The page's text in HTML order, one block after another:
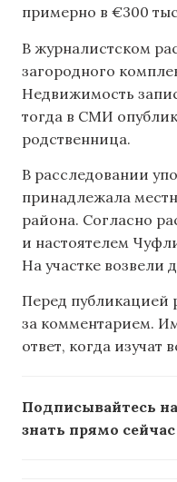
примерно в €300
В журналистском
загородного
Недвижимость
тогда в СМИ
родственница.
В расследовании
принадлежала
района. Согласно
и настоятелем
На участке возвели
Перед публикацией
за комментарием.
ответ, когда изучат
Подписывайтесь
знать прямо